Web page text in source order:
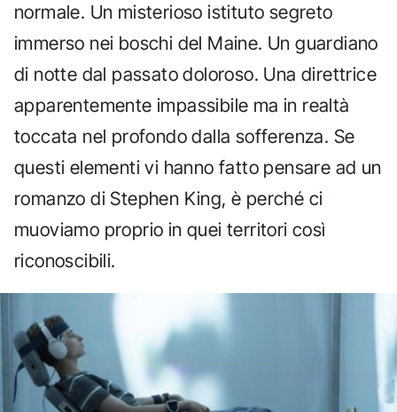
normale. Un misterioso istituto segreto
immerso nei boschi del Maine. Un guardiano
di notte dal passato doloroso. Una direttrice
apparentemente impassibile ma in realtà
toccata nel profondo dalla sofferenza. Se
questi elementi vi hanno fatto pensare ad un
romanzo di Stephen King, è perché ci
muoviamo proprio in quei territori così
riconoscibili.